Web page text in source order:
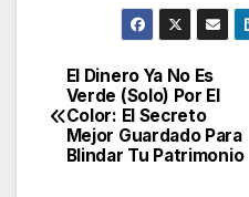
entradas
Navegación
de
El Dinero Ya No Es
Verde (Solo) Por El
Color: El Secreto
Mejor Guardado Para
Blindar Tu Patrimonio